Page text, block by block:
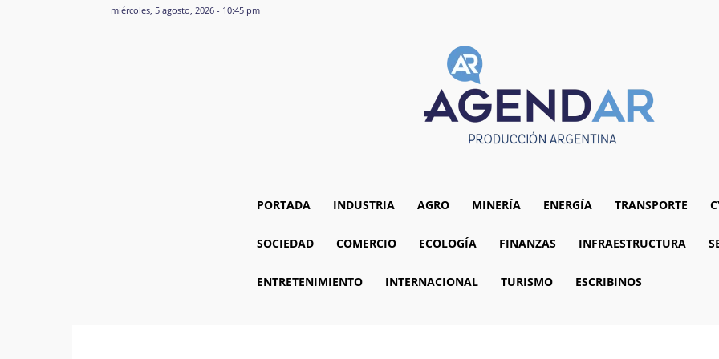
miércoles, 5 agosto, 2026 - 10:45 pm
PORTADA INDUSTRIA AGRO MINERÍA ENERGÍA TRANSPORTE
SOCIEDAD COMERCIO ECOLOGÍA FINANZAS INFRAESTRUCTURA
ENTRETENIMIENTO INTERNACIONAL TURISMO ESCRIBINOS